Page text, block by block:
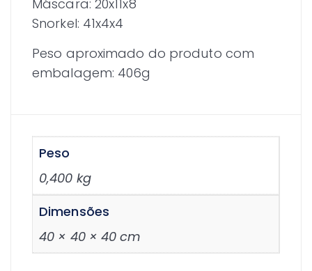
Máscara: 20x11x8
Snorkel: 41x4x4
Peso aproximado do produto com
embalagem: 406g
Peso
0,400 kg
Dimensões
40 × 40 × 40 cm